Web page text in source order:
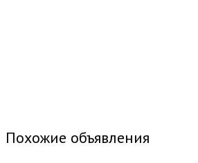
Похожие объявления